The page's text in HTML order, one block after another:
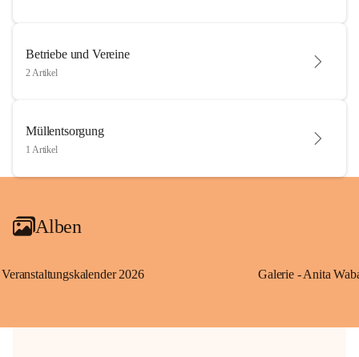
Betriebe und Vereine
2 Artikel
Müllentsorgung
1 Artikel
Alben
Veranstaltungskalender 2026 Galerie - Anita